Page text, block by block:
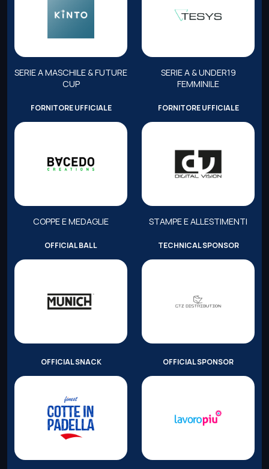
SERIE A MASCHILE & FUTURE
CUP
SERIE A & UNDER19
FEMMINILE
FORNITORE UFFICIALE
COPPE E MEDAGLIE
FORNITORE UFFICIALE
STAMPE E ALLESTIMENTI
OFFICIAL BALL TECHNICAL SPONSOR
OFFICIAL SNACK OFFICIAL SPONSOR